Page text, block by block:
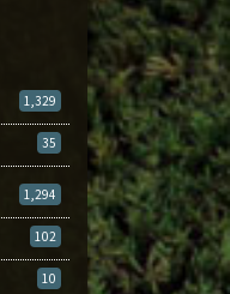
1,329
35
1,294
102
10